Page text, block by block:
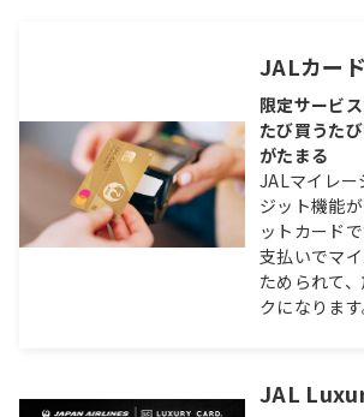
JALカード
限定サービ
たび買うた
がたまる
JALマイレー
ジット機能
ットカード
支払いでマ
ためられて
クになります
JAL